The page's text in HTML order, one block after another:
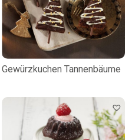
Gewürzkuchen Tannenbäume